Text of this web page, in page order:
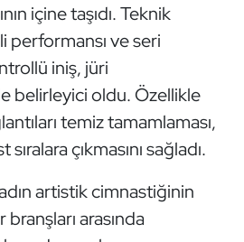
içine taşıdı. Teknik
ve seri
iniş, jüri
belirleyici oldu. Özellikle
temiz tamamlaması,
çıkmasını sağladı.
artistik cimnastiğinin
arasında